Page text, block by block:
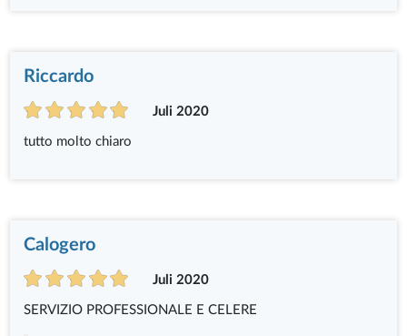
Riccardo
Juli 2020
tutto molto chiaro
Calogero
Juli 2020
SERVIZIO PROFESSIONALE E CELERE